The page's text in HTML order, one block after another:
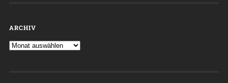
ARCHIV